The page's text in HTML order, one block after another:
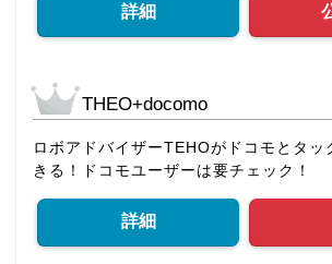
詳細
THEO+docomo
ロボアドバイザーTEHOがドコモとタッ
きる！ドコモユーザーは要チェック！
詳細